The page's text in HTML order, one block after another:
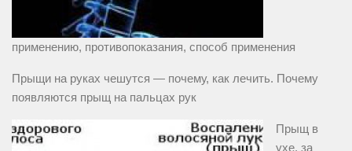
применению, противопоказания, способ применения
Прыщи на руках чешутся — почему, как лечить. Почему
появляются прыщ на пальцах рук
Прыщ в
ухе, за